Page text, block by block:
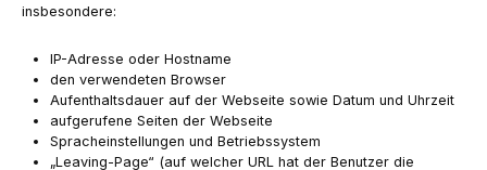
insbesondere:
IP-Adresse oder Hostname
den verwendeten Browser
Aufenthaltsdauer auf der Webseite sowie Datum und Uhrzeit
aufgerufene Seiten der Webseite
Spracheinstellungen und Betriebssystem
„Leaving-Page“ (auf welcher URL hat der Benutzer die